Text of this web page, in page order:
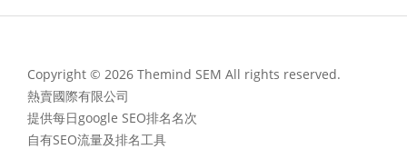
Copyright © 2026 Themind SEM All rights reserved.
熱賣國際有限公司
提供每日google SEO排名名次
自有SEO流量及排名工具